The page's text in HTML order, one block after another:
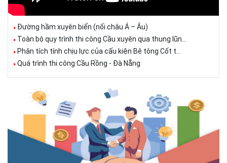
Đường hầm xuyên biển (nối châu Á – Âu)
Toàn bộ quy trình thi công Cầu xuyên qua thung lũn...
Phân tích tính chịu lực của cấu kiện Bê tông Cốt t...
Quá trình thi công Cầu Rồng - Đà Nẵng